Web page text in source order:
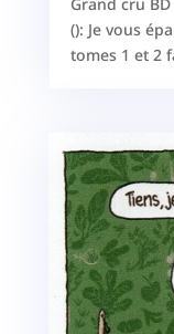
(): Je vous
tomes 1 et 2